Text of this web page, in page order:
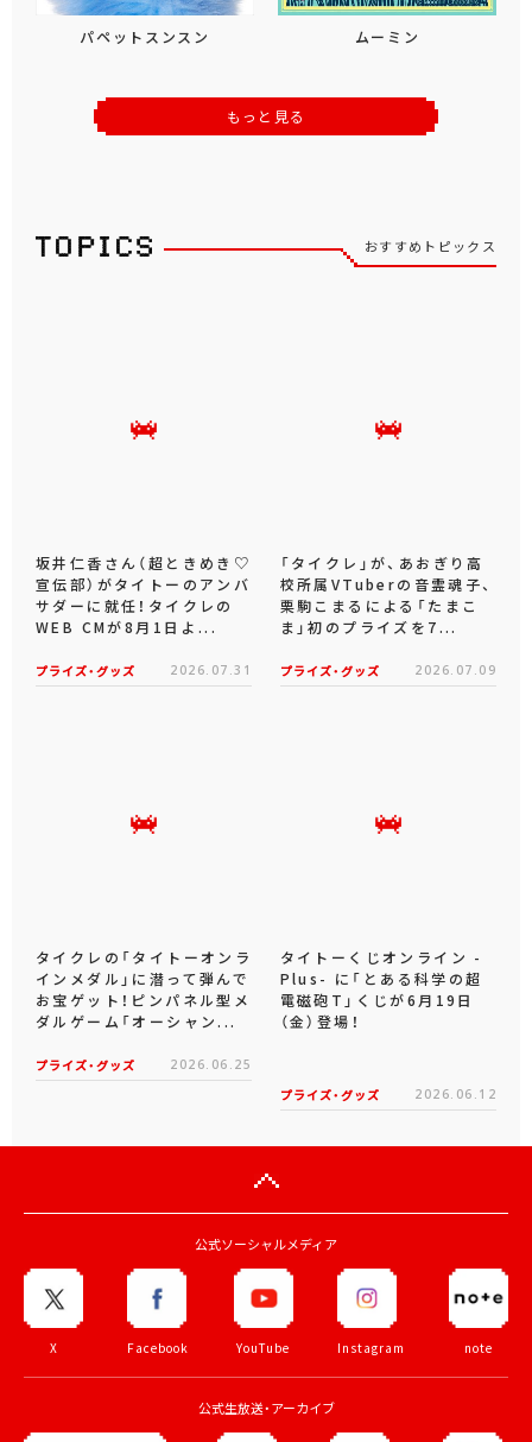
パペットスンスン ムーミン
もっと見る
おすすめトピックス
坂井仁香さん（超ときめき♡
宣伝部）がタイトーのアンバ
サダーに就任！タイクレの
WEB CMが8月1日よ...
プライズ・グッズ 2026.07.31
「タイクレ」が、あおぎり高
校所属VTuberの音霊魂子、
栗駒こまるによる「たまこ
ま」初のプライズを7...
プライズ・グッズ 2026.07.09
タイクレの「タイトーオンラ
インメダル」に潜って弾んで
お宝ゲット！ピンパネル型メ
ダルゲーム「オーシャン...
プライズ・グッズ 2026.06.25
タイトーくじオンライン -
Plus- に「とある科学の超
電磁砲T」くじが6月19日
（金）登場！
プライズ・グッズ 2026.06.12
公式ソーシャルメディア
X Facebook YouTube Instagram note
公式生放送・アーカイブ